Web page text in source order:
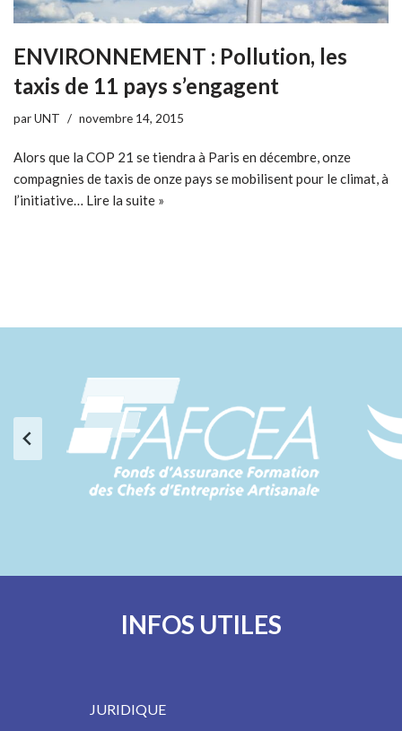
ENVIRONNEMENT : Pollution, les
taxis de 11 pays s’engagent
parUNT novembre 14, 2015
Alors que la COP 21 se tiendra à Paris en décembre, onze
compagnies de taxis de onze pays se mobilisent pour le climat, à
l’initiative… Lire la suite »
INFOS UTILES
JURIDIQUE